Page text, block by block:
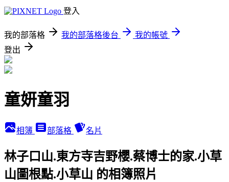
登入
我的部落格 我的部落格後台
我的帳號
登出
童妍童羽
相簿 部落格 名片
林子口山.東方寺吉野櫻.蔡博士的家.小草
山圖根點.小草山 的相簿照片